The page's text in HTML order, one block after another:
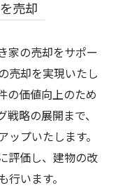
売却
家の売却をサポー
売却を実現いたし
の価値向上のため
略の展開まで、
プいたします。
評価し、建物の改
います。